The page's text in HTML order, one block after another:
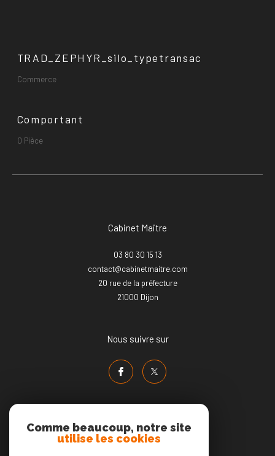
TRAD_ZEPHYR_silo_typetransac
Commerce
Comportant
0 Pièce
Cabinet Maitre
03 80 30 15 13
contact@cabinetmaitre.com
20 rue de la préfecture
21000
dijon
Nous suivre sur
Adhérents
Comme beaucoup, notre site
utilise les cookies